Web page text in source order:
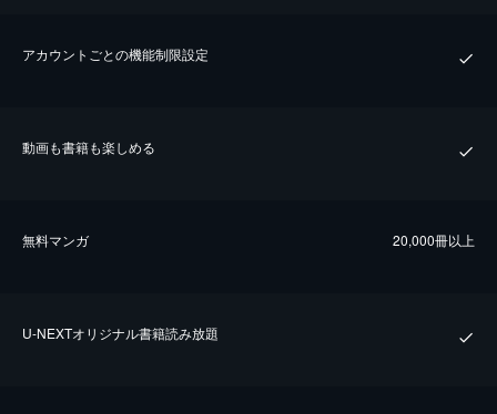
アカウントごとの機能制限設定
動画も書籍も楽しめる
無料マンガ 20,000冊以上
U-NEXTオリジナル書籍読み放題